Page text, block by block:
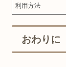
利用方法
おわりに